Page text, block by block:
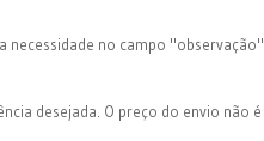
necessidade no campo "observação"
desejada. O preço do envio não é